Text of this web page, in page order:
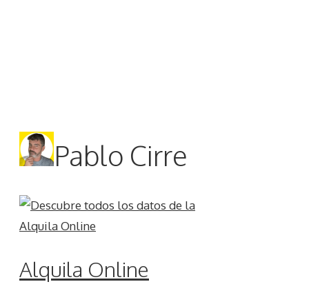
Pablo Cirre
Alquila Online